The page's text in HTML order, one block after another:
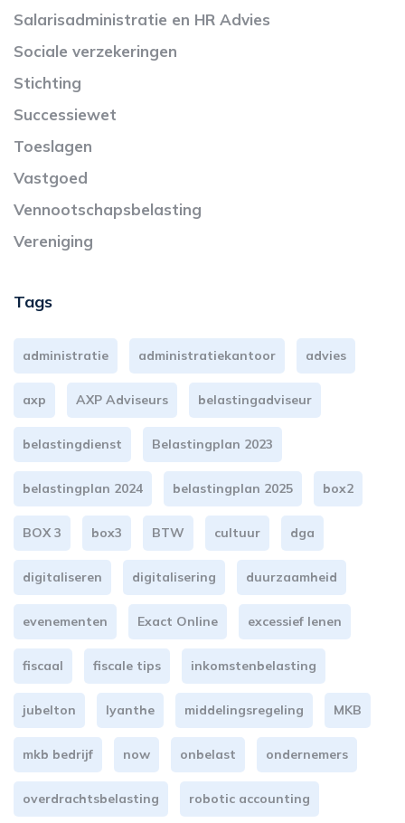
Salarisadministratie en HR Advies
Sociale verzekeringen
Stichting
Successiewet
Toeslagen
Vastgoed
Vennootschapsbelasting
Vereniging
Tags
administratie administratiekantoor advies
axp AXP Adviseurs belastingadviseur
belastingdienst Belastingplan 2023
belastingplan 2024 belastingplan 2025 box2
BOX 3 box3 BTW cultuur dga
digitaliseren digitalisering duurzaamheid
evenementen Exact Online excessief lenen
fiscaal fiscale tips inkomstenbelasting
jubelton lyanthe middelingsregeling MKB
mkb bedrijf now onbelast ondernemers
overdrachtsbelasting robotic accounting